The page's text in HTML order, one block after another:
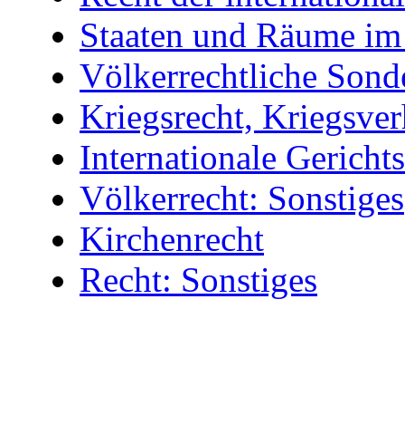
Staaten und Räume
Völkerrechtliche
Kriegsrecht,
Internationale
Völkerrecht: Sonstiges
Kirchenrecht
Recht: Sonstiges